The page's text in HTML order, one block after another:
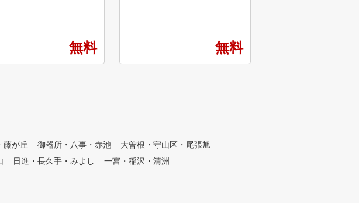
無料
を共有しているので、どのコー
チについても質の高い指導が受
けられます。 2. 安心して始め
テム！ 月額固定の受け放題シ
ステムで、短期間での上達を強
無料
藤が丘 御器所・八事・赤池
大曽根・守山区・尾張旭
日進・長久手・みよし
一宮・稲沢・清洲